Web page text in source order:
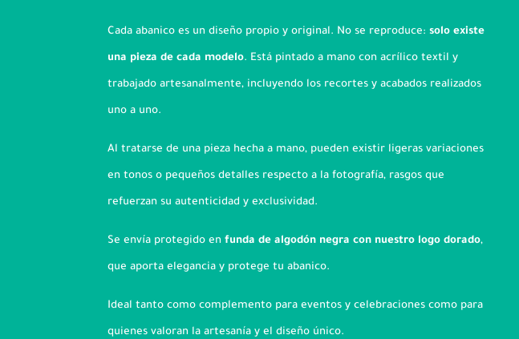
Cada abanico es un diseño propio y original. No se reproduce:solo existe
una pieza de cada modelo. Está pintado a mano con acrílico textil y
trabajado artesanalmente, incluyendo los recortes y acabados realizados
uno a uno.
Al tratarse de una pieza hecha a mano, pueden existir ligeras variaciones
en tonos o pequeños detalles respecto a la fotografía, rasgos que
refuerzan su autenticidad y exclusividad.
Se envía protegido enfunda de algodón negra con nuestro logo dorado,
que aporta elegancia y protege tu abanico.
Ideal tanto como complemento para eventos y celebraciones como para
quienes valoran la artesanía y el diseño único.